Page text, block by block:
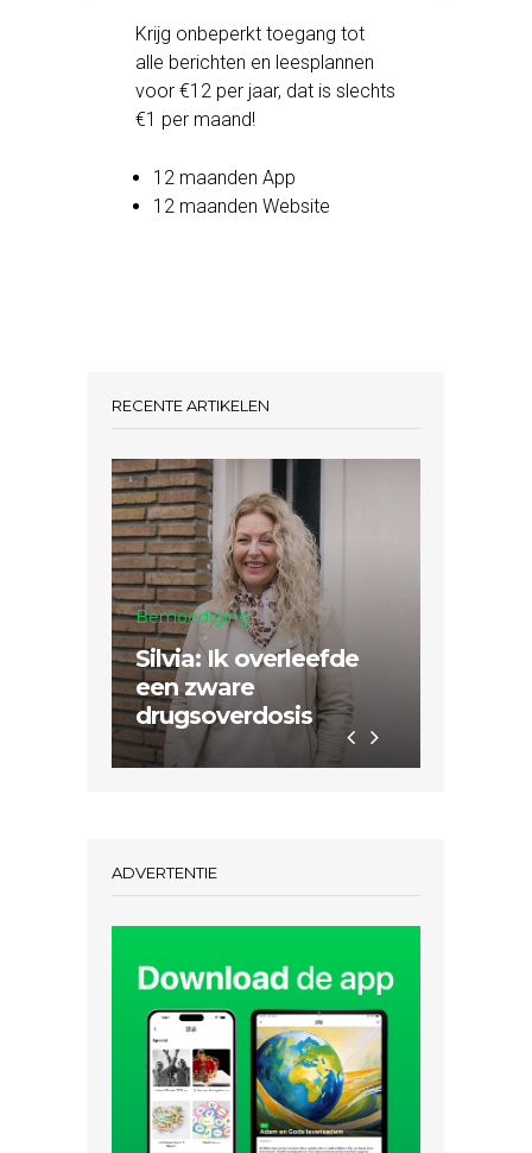
Krijg onbeperkt toegang tot
alle berichten en leesplannen
voor €12 per jaar, dat is slechts
€1 per maand!
12 maanden App
12 maanden Website
RECENTE ARTIKELEN
Bemoediging
Silvia: Ik overleefde
een zware
drugsoverdosis
ADVERTENTIE